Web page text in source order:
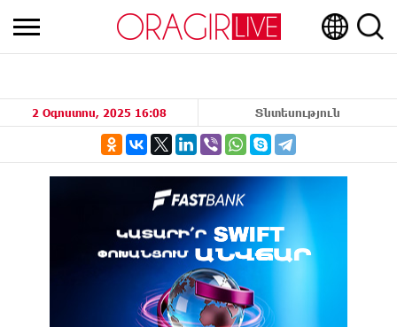
2 Օգոստոս, 2025 16:08 Տնտեսություն